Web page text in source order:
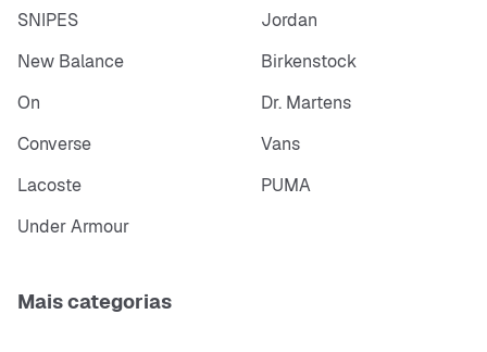
SNIPES
Jordan
New Balance
Birkenstock
On
Dr. Martens
Converse
Vans
Lacoste
PUMA
Under Armour
Mais categorias